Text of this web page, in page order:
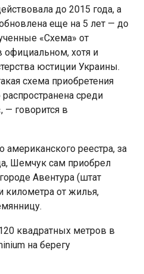
до 2015 года, а
​​еще на 5 лет — до
«Схема» от
официальном, хотя и
юстиции Украины.
схема приобретения
среди
— говорится в
реестра, за
Шемчук сам приобрел
Авентура (штат
километра от жилья,
квадратных метров в
на берегу